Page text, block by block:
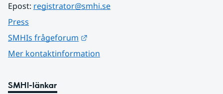
Epost: registrator@smhi.se
Press
SMHIs frågeforum
Mer kontaktinformation
SMHI-länkar